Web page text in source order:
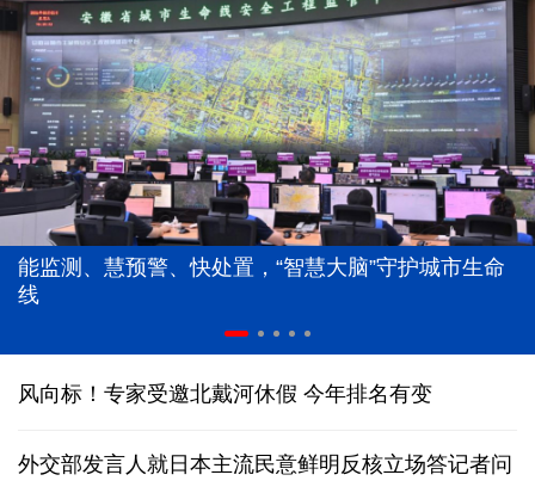
能监测、慧预警、快处置，“智慧大脑”守护城市生命
线
风向标！专家受邀北戴河休假 今年排名有变
外交部发言人就日本主流民意鲜明反核立场答记者问